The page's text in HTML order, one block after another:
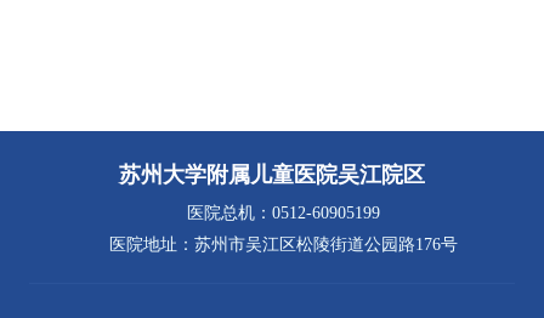
苏州大学附属儿童医院吴江院区
医院总机：0512-60905199
医院地址：苏州市吴江区松陵街道公园路176号